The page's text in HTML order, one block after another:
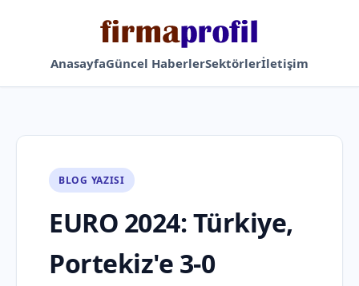
AnasayfaGüncel HaberlerSektörlerİletişim
BLOG YAZISI
EURO 2024: Türkiye,
Portekiz'e 3-0